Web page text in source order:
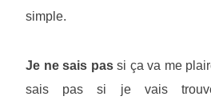
simple.
Je ne sais passi ça va me
sais pas si je vais